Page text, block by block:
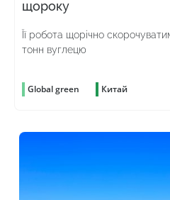
щороку
Її робота щорічно
тонн вуглецю
Global green Китай